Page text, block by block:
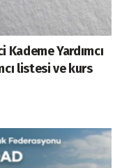
Kademe Yardımcı
listesi ve kurs